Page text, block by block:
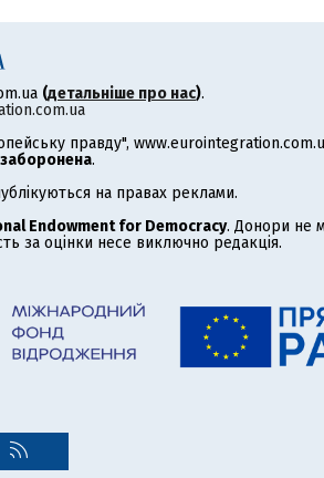
(детальніше про нас).
правду",
заборонена.
на правах реклами.
Endowment for Democracy. Донори не
за оцінки несе виключно редакція.